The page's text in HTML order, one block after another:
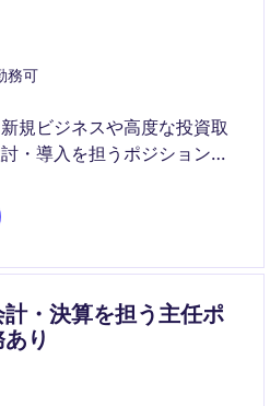
務可
規ビジネスや高度な投資取
・導入を担うポジションで
し、会計・財務報告の高度
計・決算を担う主任ポ
り